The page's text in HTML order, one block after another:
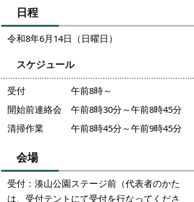
日程
令和8年6月14日（日曜日）
スケジュール
受付 午前8時～
開始前連絡会 午前8時30分～午前8時45分
清掃作業 午前8時45分～午前9時45分
会場
受付：湊山公園ステージ前（代表者のかた
は、受付テントにて受付を行なってくださ